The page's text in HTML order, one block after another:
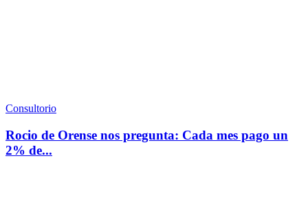
Consultorio
Rocio de Orense nos pregunta: Cada mes pago un
2% de...